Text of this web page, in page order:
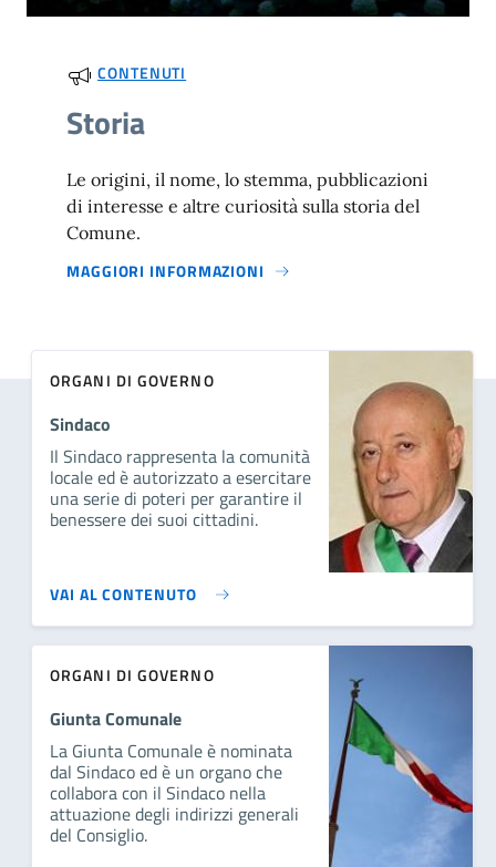
CONTENUTI
Storia
Le origini, il nome, lo stemma, pubblicazioni
di interesse e altre curiosità sulla storia del
Comune.
MAGGIORI INFORMAZIONI
ORGANI DI GOVERNO
Sindaco
Il Sindaco rappresenta la comunità
locale ed è autorizzato a esercitare
una serie di poteri per garantire il
benessere dei suoi cittadini.
VAI AL CONTENUTO
ORGANI DI GOVERNO
Giunta Comunale
La Giunta Comunale è nominata
dal Sindaco ed è un organo che
collabora con il Sindaco nella
attuazione degli indirizzi generali
del Consiglio.